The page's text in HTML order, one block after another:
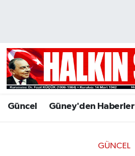
Güncel Güney'den Haberler
GÜNCEL
Hava Durumu
Trafik Durumu